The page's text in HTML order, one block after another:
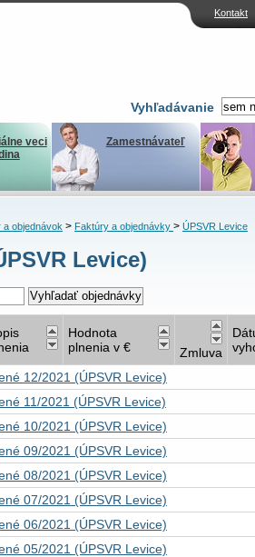
Kontakt
Vyhľadávanie
veci
Zamestnávateľ
a objednávok> Faktúry a objednávky > ÚPSVR Levice
Levice)
Hodnota
plnenia v €
Zmluva
12/2021 (ÚPSVR Levice)
11/2021 (ÚPSVR Levice)
10/2021 (ÚPSVR Levice)
09/2021 (ÚPSVR Levice)
08/2021 (ÚPSVR Levice)
07/2021 (ÚPSVR Levice)
06/2021 (ÚPSVR Levice)
05/2021 (ÚPSVR Levice)